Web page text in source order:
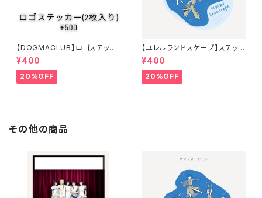
【DOGMACLUB】ロゴステッカ
ー(2枚入り)
¥400
20%OFF
【ユレルランドスケープ】ステッカ
ーシール
¥400
20%OFF
その他の商品